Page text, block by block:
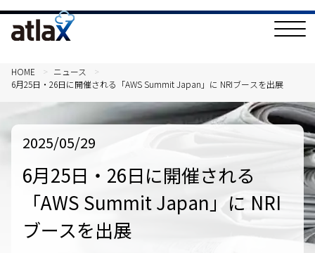
T
o
a
v
i
HOME
ニュース
6月25日・26日に開催される「AWS Summit Japan」に NRIブースを出展
2025/05/29
6月25日・26日に開催される
「AWS Summit Japan」に NRI
ブースを出展